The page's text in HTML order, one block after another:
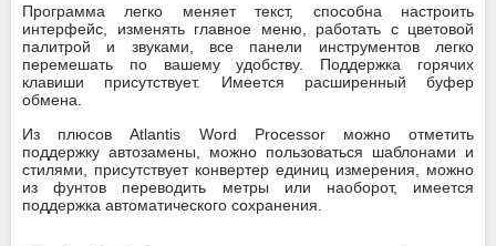
Программа легко меняет текст, способна настроить
интерфейс, изменять главное меню, работать с цветовой
палитрой и звуками, все панели инструментов легко
перемешать по вашему удобству. Поддержка горячих
клавиши присутствует. Имеется расширенный буфер
обмена.
Из плюсов Atlantis Word Processor можно отметить
поддержку автозамены, можно пользоваться шаблонами и
стилями, присутствует конвертер единиц измерения, можно
из фунтов переводить метры или наоборот, имеется
поддержка автоматического сохранения.